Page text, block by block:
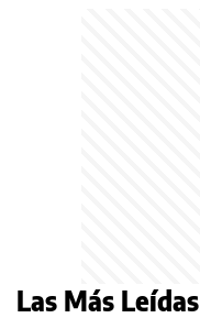
Las Más Leídas